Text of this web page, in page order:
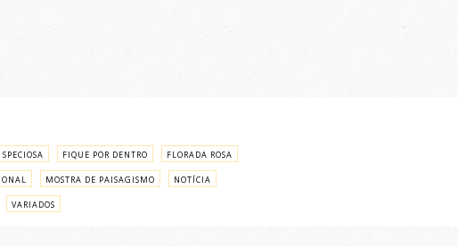
FIQUE POR DENTRO FLORADA ROSA
MOSTRA DE PAISAGISMO NOTÍCIA
VARIADOS